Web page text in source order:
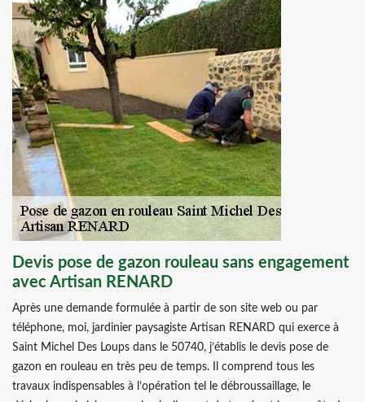
Devis pose de gazon rouleau sans engagement
avec Artisan RENARD
Après une demande formulée à partir de son site web ou par
téléphone, moi, jardinier paysagiste Artisan RENARD qui exerce à
Saint Michel Des Loups dans le 50740, j’établis le devis pose de
gazon en rouleau en très peu de temps. Il comprend tous les
travaux indispensables à l’opération tel le débroussaillage, le